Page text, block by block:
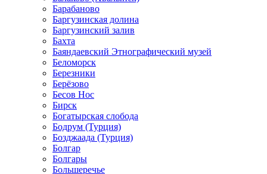
Барабаново
Баргузинская долина
Баргузинский залив
Бахта
Баяндаевский Этнографический музей
Беломорск
Березники
Берёзово
Бесов Нос
Бирск
Богатырская слобода
Бодрум (Турция)
Бозджаада (Турция)
Болгар
Болгары
Большеречье